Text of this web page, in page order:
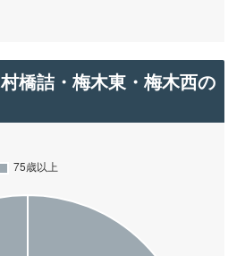
橋詰・梅木東・梅木西の